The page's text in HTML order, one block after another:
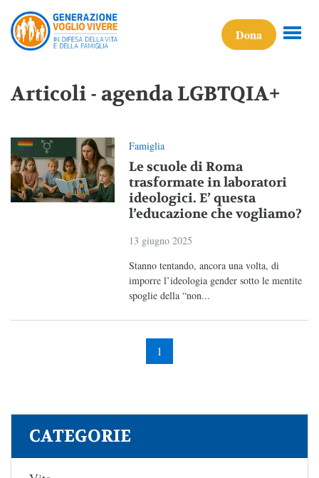
Dona
Articoli - agenda LGBTQIA+
Famiglia
Le scuole di Roma
trasformate in laboratori
ideologici. E’ questa
l’educazione che vogliamo?
13 giugno 2025
Stanno tentando, ancora una volta, di
imporre l’ideologia gender sotto le mentite
spoglie della “non...
1
CATEGORIE